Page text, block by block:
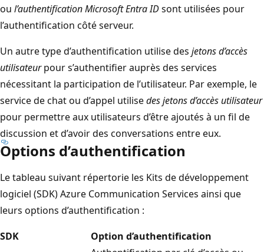
ou l’authentification Microsoft Entra IDsont utilisées pour
l’authentification côté serveur.
Un autre type d’authentification utilise des jetons d’accès
utilisateurpour s’authentifier auprès des services
nécessitant la participation de l’utilisateur. Par exemple, le
service de chat ou d’appel utilisedes jetons d’accès utilisateur
pour permettre aux utilisateurs d’être ajoutés à un fil de
discussion et d’avoir des conversations entre eux.
Options d’authentification
Le tableau suivant répertorie les Kits de développement
logiciel (SDK) Azure Communication Services ainsi que
leurs options d’authentification :
SDK
Option d’authentification